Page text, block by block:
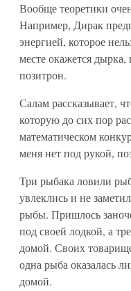
Вообще теоретики
Например, Дирак
энергией, которое
месте окажется
позитрон.
Салам рассказывает,
которую до сих пор
математическом
меня нет под рукой,
Три рыбака ловили
увлеклись и не
рыбы. Пришлось
под своей лодкой, а
домой. Своих
одна рыба оказалась
домой.